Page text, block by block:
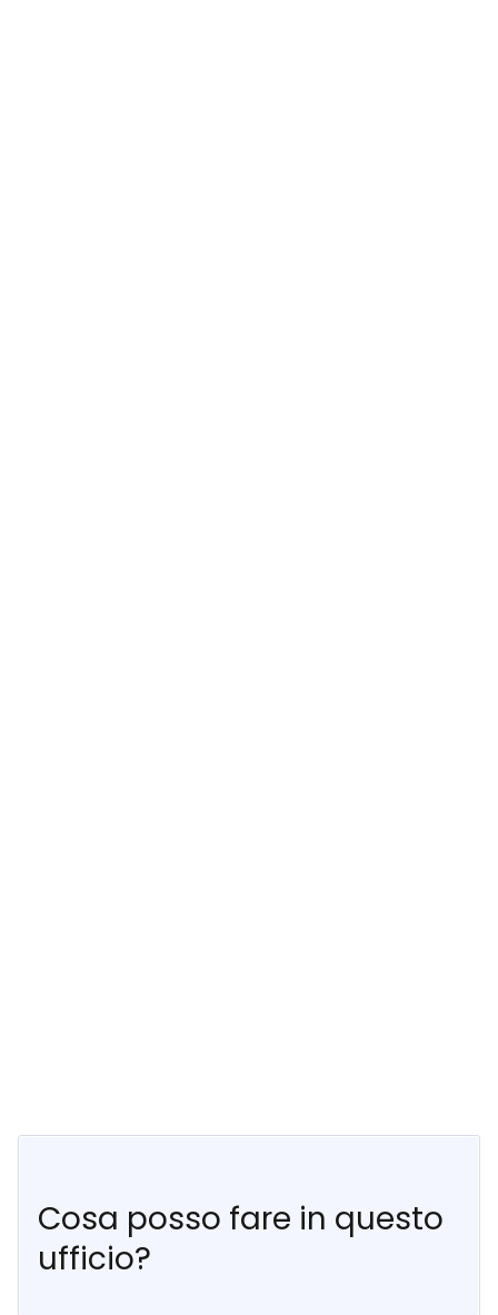
Cosa posso fare in questo
ufficio?